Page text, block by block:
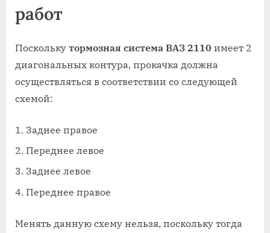
работ
Поскольку тормозная система ВАЗ 2110 имеет 2
диагональных контура, прокачка должна
осуществляться в соответствии со следующей
схемой:
Заднее правое
Переднее левое
Заднее левое
Переднее правое
Менять данную схему нельзя, поскольку тогда